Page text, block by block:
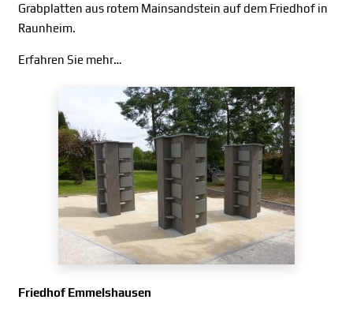
Grabplatten aus rotem Mainsandstein auf dem Friedhof in
Raunheim.
Erfahren Sie mehr…
Friedhof Emmelshausen